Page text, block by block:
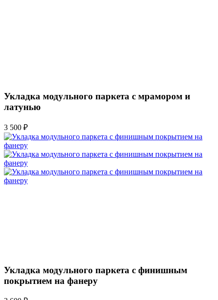
Укладка модульного паркета с мрамором и
латунью
3 500 ₽
Укладка модульного паркета с финишным
покрытием на фанеру